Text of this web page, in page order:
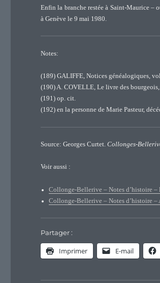
Enfin la branche restée à Saint-Maurice –
à Genève le 9 mai 1980.
Notes:
(189) GALIFFE, Notices généalogiques,
(190) A. COVELLE, Le livre des
(191) op. cit.
(192) en la personne de Marie Pasteur,
Source: Georges Curtet.Collonges-
Voir aussi :
Collonge-Bellerive – Notes d’histoire –
Collonge-Bellerive – Notes d’histoire –
Partager :
Imprimer E-mail